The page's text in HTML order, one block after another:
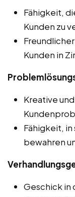
Fähigkeit,
Kunden zu
Kunden in
Kreative
Fähigkeit, in
bewahren
Geschick in